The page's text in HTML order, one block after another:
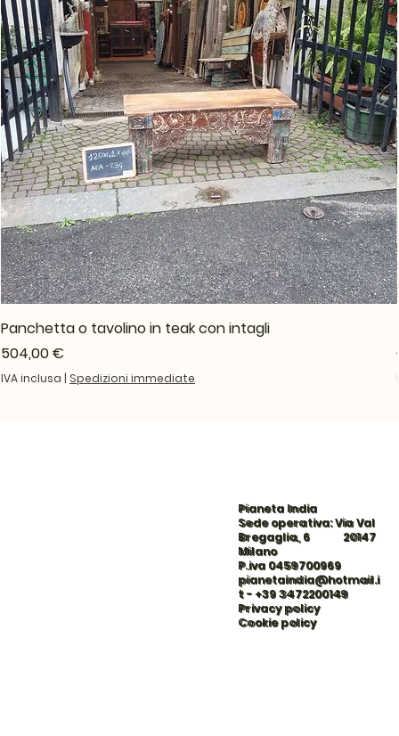
Panchetta o tavolino in teak con intagli
Prezzo
504,00 €
IVA inclusa | Spedizioni immediate
Pianeta India
Sede operativa: Via Val
Bregaglia, 6 20147
Milano
P.iva 0459700969
pianetaindia@hotmail.i
t- +39 3472200149
Privacy policy
Cookie policy